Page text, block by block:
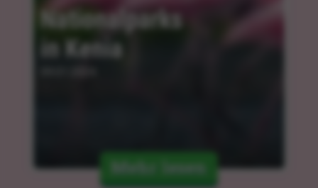
Nationalparks
in Kenia
Mehr lesen